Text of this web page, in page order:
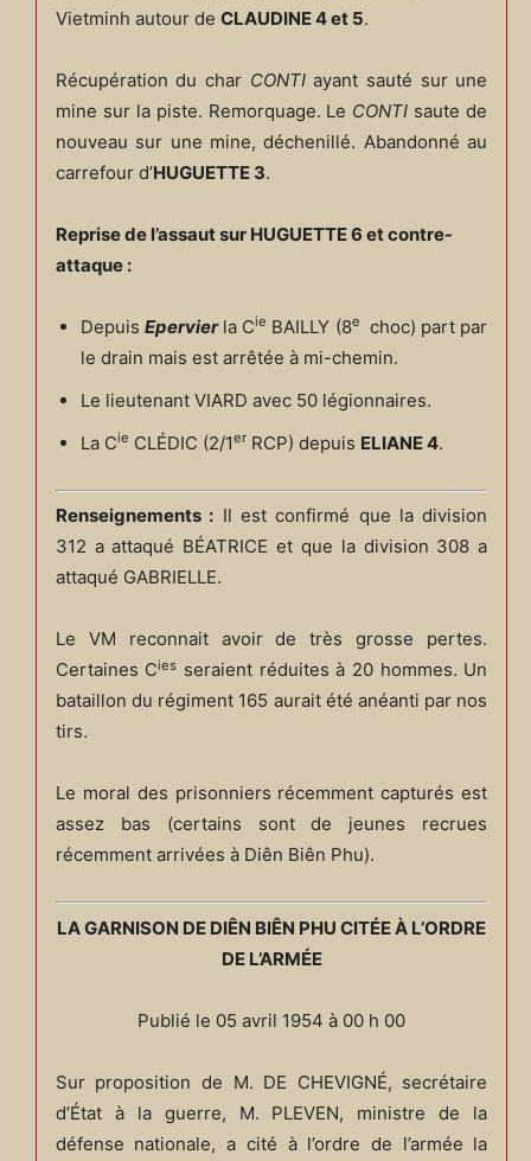
Vietminh autour de CLAUDINE 4 et 5.
Récupération du char CONTIayant sauté sur une
mine sur la piste. Remorquage. Le CONTI saute de
nouveau sur une mine, déchenillé. Abandonné au
carrefour d’HUGUETTE 3.
Reprise de l’assaut sur HUGUETTE 6 et contre-
attaque :
Depuis Epervierla Cie BAILLY (8e
choc) part par
le drain mais est arrêtée à mi-chemin.
Le lieutenant VIARD avec 50 légionnaires.
La Cie CLÉDIC (2/1erRCP) depuis ELIANE 4.
Renseignements : Il est confirmé que la division
312 a attaqué BÉATRICE et que la division 308 a
attaqué GABRIELLE.
Le VM reconnait avoir de très grosse pertes.
Certaines Cies seraient réduites à 20 hommes. Un
bataillon du régiment 165 aurait été anéanti par nos
tirs.
Le moral des prisonniers récemment capturés est
assez bas (certains sont de jeunes recrues
récemment arrivées à Diên Biên Phu).
LA GARNISON DE DIÊN BIÊN PHU CITÉE À L’ORDRE
DE L’ARMÉE
Publié le 05 avril 1954 à 00 h 00
Sur proposition de M. DE CHEVIGNÉ, secrétaire
d’État à la guerre, M. PLEVEN, ministre de la
défense nationale, a cité à l’ordre de l’armée la